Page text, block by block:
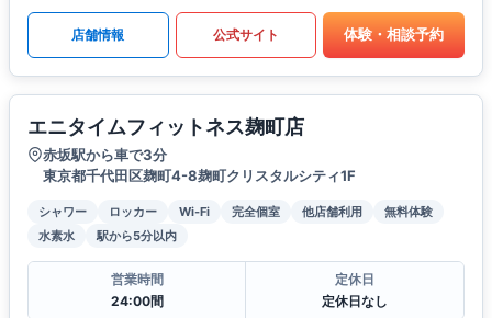
店舗情報 公式サイト 体験・相談予約
エニタイムフィットネス麹町店
赤坂駅から車で3分
東京都千代田区麹町4-8麹町クリスタルシティ1F
シャワー ロッカー Wi-Fi 完全個室 他店舗利用
無料体験
水素水
駅から5分以内
営業時間
24:00間
定休日
定休日なし